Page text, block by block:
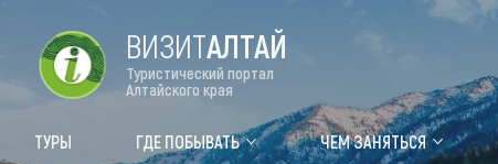
ВИЗИТАЛТАЙ
Туристический портал
Алтайского края
ТУРЫ ГДЕ ПОБЫВАТЬ ЧЕМ ЗАНЯТЬСЯ